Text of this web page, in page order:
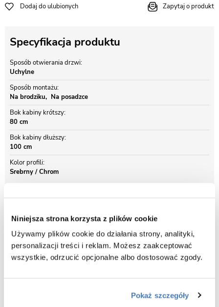
Niniejsza strona korzysta z plików cookie
Używamy plików cookie do działania strony, analityki,
personalizacji treści i reklam. Możesz zaakceptować
wszystkie, odrzucić opcjonalne albo dostosować zgody.
Pokaż szczegóły
Dodaj do ulubionych Zapytaj o produkt
Specyfikacja produktu
Sposób otwierania drzwi
Uchylne
Sposób montażu
Na brodziku
Na posadzce
Bok kabiny krótszy
80 cm
Bok kabiny dłuższy
100 cm
Kolor profili
Srebrny / Chrom
prostokątna 80x100 Napoli Atrium
Kabina prysznicowa Napoli to prostokątna, jednoskrzydłowa kabina z
drzwiami uchylnymi. Jest uniwersalna kierunkowo, dzięki czemu znajdzie
zastosowanie w każdej łazience – kierunek kabiny dostosowywany jest
rynienkę odprowadzającą wodę do wewnątrz kabiny oraz funkcjonalne
Kabina ykonana jest z bezpiecznego hartowanego szkła o grubości 8mm